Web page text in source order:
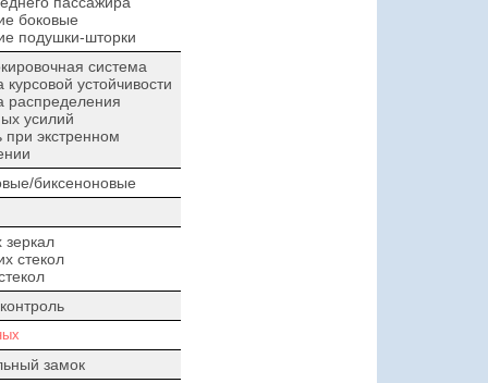
боковые
подушки-шторки
система
устойчивости
распределения
усилий
экстренном
биксеноновые
зеркал
стекол
замок